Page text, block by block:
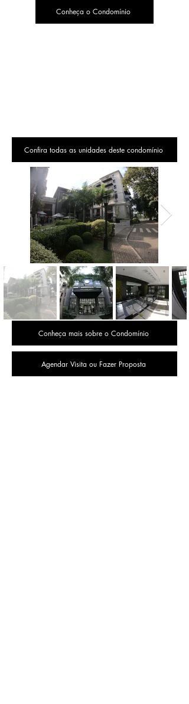
Conheça o Condomínio
Confira todas as unidades deste condomínio
Conheça mais sobre o Condomínio
Agendar Visita ou Fazer Proposta